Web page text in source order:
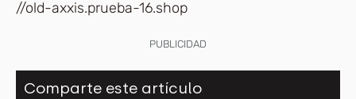
//old-axxis.prueba-16.shop
PUBLICIDAD
Comparte este artículo